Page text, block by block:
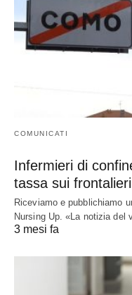
COMUNICATI
Infermieri di
tassa sui frontalieri
Riceviamo e pubblichiamo
Nursing Up. «La notizia del
3 mesi fa